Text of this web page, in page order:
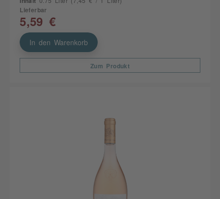
Lieferbar
5,59 €
In den Warenkorb
Zum Produkt